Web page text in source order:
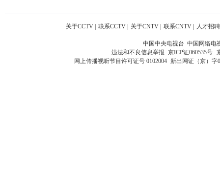
关于CCTV | 联系CCTV | 关于CNTV | 联系CNTV | 人才招聘
中国中央电视台 中国网络电
违法和不良信息举报 京ICP证060535号
网上传播视听节目许可证号 0102004 新出网证（京）